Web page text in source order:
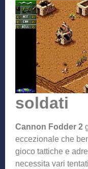
soldati
Cannon Fodder 2
eccezionale che
gioco tattiche e
necessita vari